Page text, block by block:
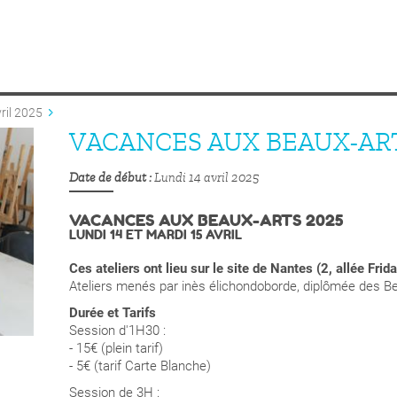
2025
VACANCES AUX BEAUX-
Date de début Lundi 14 avril 2025
VACANCES AUX BEAUX-ARTS 2025
LUNDI 14 ET MARDI 15 AVRIL
Ces ateliers ont lieu sur le site de Nantes (2, allée
Ateliers menés par inès élichondoborde, diplômée des
Durée et Tarifs
Session d'1H30 :
- 15€ (plein tarif)
- 5€ (tarif Carte Blanche)
Session de 3H :